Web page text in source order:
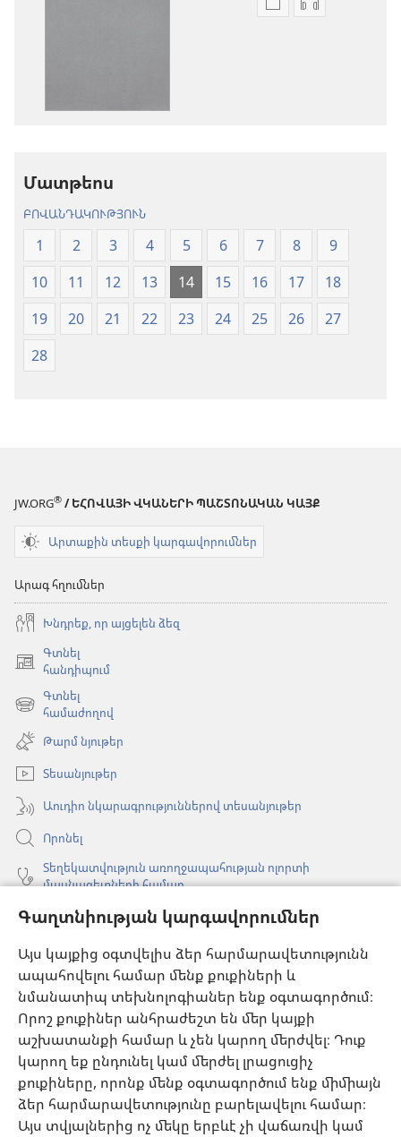
Գաղտնիության կարգավորումներ
Այս կայքից օգտվելիս ձեր հարմարավետությունն
ապահովելու համար մենք քուքիների և
նմանատիպ տեխնոլոգիաներ ենք օգտագործում։
Որոշ քուքիներ անհրաժեշտ են մեր կայքի
աշխատանքի համար և չեն կարող մերժվել։ Դուք
կարող եք ընդունել կամ մերժել լրացուցիչ
քուքիները, որոնք մենք օգտագործում ենք միմիայն
ձեր հարմարավետությունը բարելավելու համար։
Այս տվյալներից ոչ մեկը երբևէ չի վաճառվի կամ
Թվային
Մատթեոս
ԲՈՎԱՆԴԱԿՈՒԹՅՈՒՆ
1 2 3 4 5 6 7 8
9
10
11 12 13 14 15 16 17
18
19
20 21 22 23 24 25 26
27
28
JW.ORG® / ԵՀՈՎԱՅԻ ՎԿԱՆԵՐԻ ՊԱՇՏՈՆԱԿԱՆ ԿԱՅՔ
Արտաքին տեսքի կարգավորումներ
Արագ հղումներ
Խնդրեք, որ այցելեն ձեզ
Գտնել
հանդիպում
(բացվում
նոր
պատուհան)
Գտնել
համաժողով
(բացվում
նոր
պատուհան)
Թարմ նյութեր
Տեսանյութեր
Աուդիո նկարագրություններով տեսանյութեր
Որոնել
Տեղեկատվություն առողջապահության ոլորտի
մասնագետների համար
Գլոբալ հաղորդակցություն
Օգնություն
Նվիրատվություններ
(բացվում
է
նոր
պատուհան)
Դիտարանի ՕՆԼԱՅՆ ԳՐԱԴԱՐԱՆ
(բացվում
է
նոր
պատուհան)
JW Hub
(բացվում
է
նոր
JW Library® հավելված